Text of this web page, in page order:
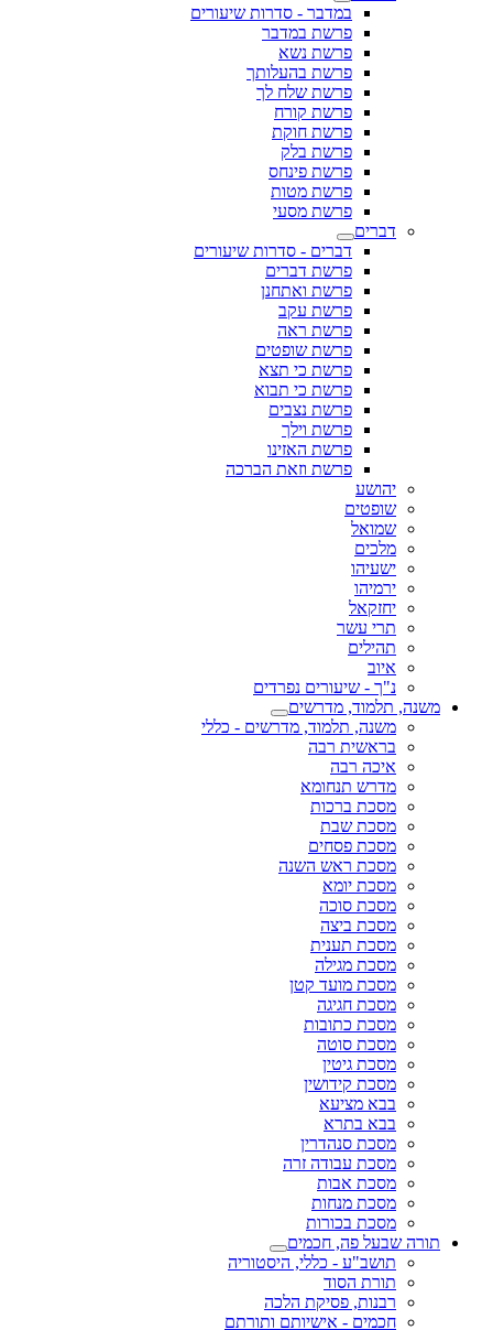
במדבר - סדרות שיעורים
פרשת במדבר
פרשת נשא
פרשת בהעלותך
פרשת שלח לך
פרשת קורח
פרשת חוקת
פרשת בלק
פרשת פינחס
פרשת מטות
פרשת מסעי
דברים
דברים - סדרות שיעורים
פרשת דברים
פרשת ואתחנן
פרשת עקב
פרשת ראה
פרשת שופטים
פרשת כי תצא
פרשת כי תבוא
פרשת נצבים
פרשת וילך
פרשת האזינו
פרשת וזאת הברכה
יהושע
שופטים
שמואל
מלכים
ישעיהו
ירמיהו
יחזקאל
תרי עשר
תהילים
איוב
נ"ך - שיעורים נפרדים
משנה, תלמוד, מדרשים
משנה, תלמוד, מדרשים - כללי
בראשית רבה
איכה רבה
מדרש תנחומא
מסכת ברכות
מסכת שבת
מסכת פסחים
מסכת ראש השנה
מסכת יומא
מסכת סוכה
מסכת ביצה
מסכת תענית
מסכת מגילה
מסכת מועד קטן
מסכת חגיגה
מסכת כתובות
מסכת סוטה
מסכת גיטין
מסכת קידושין
בבא מציעא
בבא בתרא
מסכת סנהדרין
מסכת עבודה זרה
מסכת אבות
מסכת מנחות
מסכת בכורות
תורה שבעל פה, חכמים
תושב"ע - כללי, היסטוריה
תורת הסוד
רבנות, פסיקת הלכה
חכמים - אישיותם ותורתם